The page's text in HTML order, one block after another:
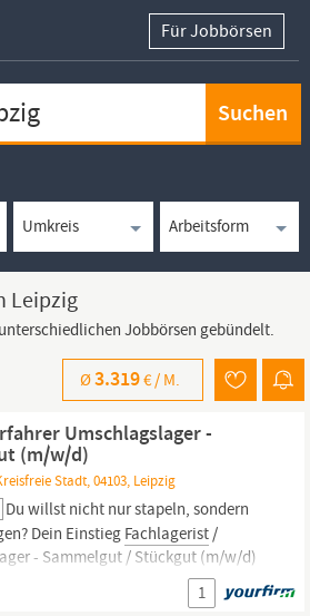
Für Jobbörsen
Leipzig
Jobbörsen gebündelt.
Ø3.319€ / M.
Umschlagslager -
(m/w/d)
Stadt, 04103, Leipzig
Du willst nicht nur stapeln, sondern
Dein Einstieg Fachlagerist /
- Sammelgut / Stückgut (m/w/d)
XDOCK/L/2026-YF Vollzeit Unbefristet
BEWERBEN und fülle unser
1